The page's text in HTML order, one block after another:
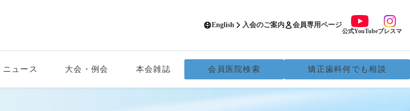
English 入会のご案内 会員専用ページ
公式YouTubeブレスマ
ニュース 大会・例会 本会雑誌 会員医院検索 矯正歯科何でも相談